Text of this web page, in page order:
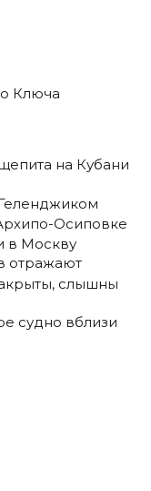
Ключа
на Кубани
Осиповке
в Москву
отражают
слышны
судно вблизи